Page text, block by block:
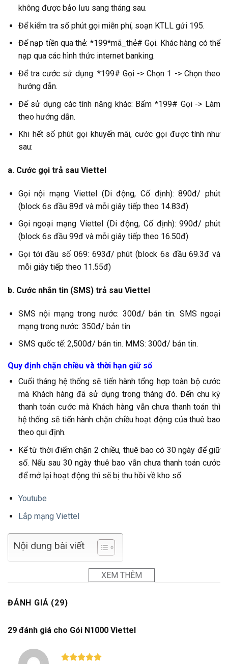
không được bảo lưu sang tháng sau.
Để kiểm tra số phút gọi miễn phí, soạn KTLL gửi 195.
Để nạp tiền qua thẻ: *199*mã_thẻ# Gọi. Khác hàng có thể
nạp qua các hình thức internet banking.
Để tra cước sử dụng: *199# Gọi -> Chọn 1 -> Chọn theo
hướng dẫn.
Để sử dụng các tính năng khác: Bấm *199# Gọi -> Làm
theo hướng dẫn.
Khi hết số phút gọi khuyến mãi, cước gọi được tính như
sau:
a. Cước gọi trả sau Viettel
Gọi nội mạng Viettel (Di động, Cố định): 890đ/ phút
(block 6s đầu 89đ và mỗi giây tiếp theo 14.83đ)
Gọi ngoại mạng Viettel (Di động, Cố định): 990đ/ phút
(block 6s đầu 99đ và mỗi giây tiếp theo 16.50đ)
Gọi tới đầu số 069: 693đ/ phút (block 6s đầu 69.3đ và
mỗi giây tiếp theo 11.55đ)
b. Cước nhắn tin (SMS) trả sau Viettel
SMS nội mạng trong nước: 300đ/ bản tin. SMS ngoại
mạng trong nước: 350đ/ bản tin
SMS quốc tế: 2,500đ/ bản tin. MMS: 300đ/ bản tin.
Quy định chặn chiều và thời hạn giữ số
Cuối tháng hệ thống sẽ tiến hành tổng hợp toàn bộ cước
mà Khách hàng đã sử dụng trong tháng đó. Đến chu kỳ
thanh toán cước mà Khách hàng vẫn chưa thanh toán thì
hệ thống sẽ tiến hành chặn chiều hoạt động của thuê bao
theo qui định.
Kể từ thời điểm chặn 2 chiều, thuê bao có 30 ngày để giữ
số. Nếu sau 30 ngày thuê bao vẫn chưa thanh toán cước
để mở lại hoạt động thì sẽ bị thu hồi về kho số.
Youtube
Lắp mạng Viettel
XEM THÊM
Nội dung bài viết
ĐÁNH GIÁ (29)
29 đánh giá cho Gói N1000 Viettel